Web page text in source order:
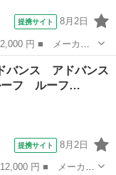
提携サイト 8月2日
ツ ■ グレード
イサイトｖｅｒ
バンス アドバンス
ーフ ルーフ…
提携サイト 8月2日